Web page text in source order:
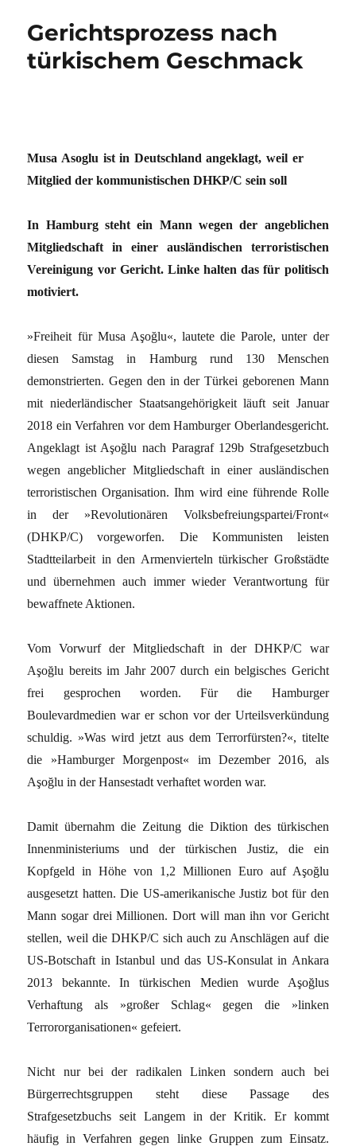
Gerichtsprozess nach
türkischem Geschmack
Musa Asoglu ist in Deutschland angeklagt, weil er
Mitglied der kommunistischen DHKP/C sein soll
In Hamburg steht ein Mann wegen der angeblichen
Mitgliedschaft in einer ausländischen terroristischen
Vereinigung vor Gericht. Linke halten das für politisch
motiviert.
»Freiheit für Musa Aşoğlu«, lautete die Parole, unter der
diesen Samstag in Hamburg rund 130 Menschen
demonstrierten. Gegen den in der Türkei geborenen Mann
mit niederländischer Staatsangehörigkeit läuft seit Januar
2018 ein Verfahren vor dem Hamburger Oberlandesgericht.
Angeklagt ist Aşoğlu nach Paragraf 129b Strafgesetzbuch
wegen angeblicher Mitgliedschaft in einer ausländischen
terroristischen Organisation. Ihm wird eine führende Rolle
in der »Revolutionären Volksbefreiungspartei/Front«
(DHKP/C) vorgeworfen. Die Kommunisten leisten
Stadtteilarbeit in den Armenvierteln türkischer Großstädte
und übernehmen auch immer wieder Verantwortung für
bewaffnete Aktionen.
Vom Vorwurf der Mitgliedschaft in der DHKP/C war
Aşoğlu bereits im Jahr 2007 durch ein belgisches Gericht
frei gesprochen worden. Für die Hamburger
Boulevardmedien war er schon vor der Urteilsverkündung
schuldig. »Was wird jetzt aus dem Terrorfürsten?«, titelte
die »Hamburger Morgenpost« im Dezember 2016, als
Aşoğlu in der Hansestadt verhaftet worden war.
Damit übernahm die Zeitung die Diktion des türkischen
Innenministeriums und der türkischen Justiz, die ein
Kopfgeld in Höhe von 1,2 Millionen Euro auf Aşoğlu
ausgesetzt hatten. Die US-amerikanische Justiz bot für den
Mann sogar drei Millionen. Dort will man ihn vor Gericht
stellen, weil die DHKP/C sich auch zu Anschlägen auf die
US-Botschaft in Istanbul und das US-Konsulat in Ankara
2013 bekannte. In türkischen Medien wurde Aşoğlus
Verhaftung als »großer Schlag« gegen die »linken
Terrororganisationen« gefeiert.
Nicht nur bei der radikalen Linken sondern auch bei
Bürgerrechtsgruppen steht diese Passage des
Strafgesetzbuchs seit Langem in der Kritik. Er kommt
häufig in Verfahren gegen linke Gruppen zum Einsatz.